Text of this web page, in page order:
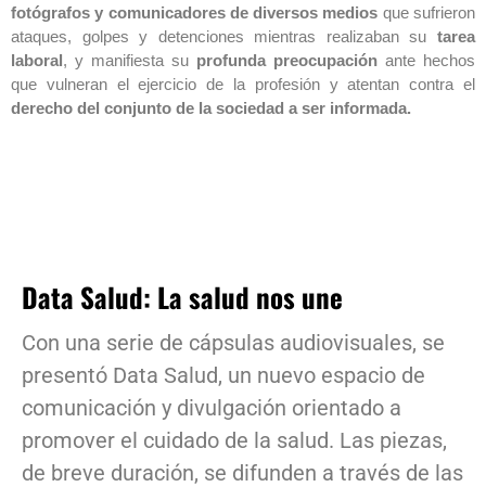
fotógrafos y comunicadores de diversos medios que sufrieron
ataques, golpes y detenciones mientras realizaban su tarea
laboral, y manifiesta su profunda preocupación ante hechos
que vulneran el ejercicio de la profesión y atentan contra el
derecho del conjunto de la sociedad a ser informada.
Data Salud: La salud nos une
Con una serie de cápsulas audiovisuales, se
presentó Data Salud, un nuevo espacio de
comunicación y divulgación orientado a
promover el cuidado de la salud. Las piezas,
de breve duración, se difunden a través de las